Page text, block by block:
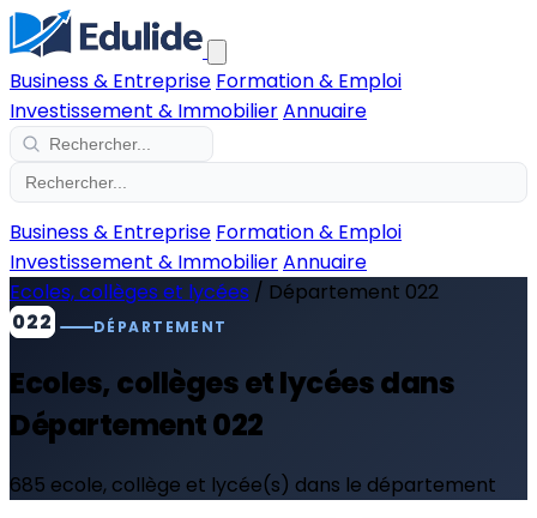
Business & Entreprise Formation & Emploi
Investissement & ImmobilierAnnuaire
Business & Entreprise Formation & Emploi
Investissement & ImmobilierAnnuaire
Ecoles, collèges et lycées / Département 022
022
DÉPARTEMENT
Ecoles, collèges et lycées dans
Département 022
685 ecole, collège et lycée(s) dans le département